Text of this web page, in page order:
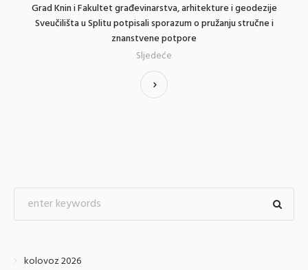
Grad Knin i Fakultet građevinarstva, arhitekture i geodezije
Sveučilišta u Splitu potpisali sporazum o pružanju stručne i
znanstvene potpore
Sljedeće
kolovoz 2026